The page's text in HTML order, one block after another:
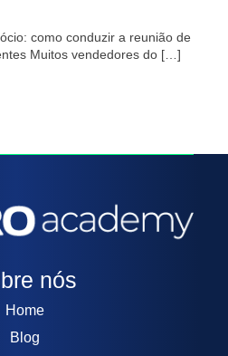
como conduzir a reunião de
Muitos vendedores do […]
nós
Home
Blog